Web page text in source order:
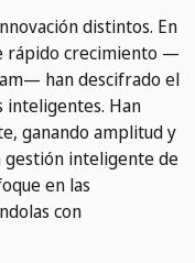
distintos. En
rápido crecimiento —
han descifrado el
inteligentes. Han
ganando amplitud y
gestión inteligente de
en las
con